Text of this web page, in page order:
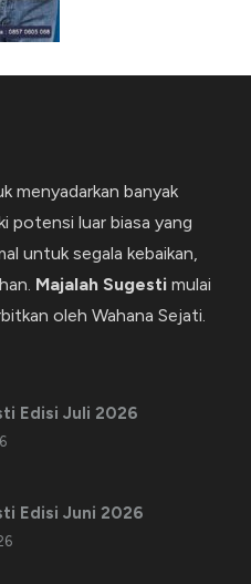
menyadarkan banyak
potensi luar biasa yang
untuk segala kebaikan,
Majalah Sugesti mulai
oleh Wahana Sejati.
Edisi Juli 2026
Edisi Juni 2026